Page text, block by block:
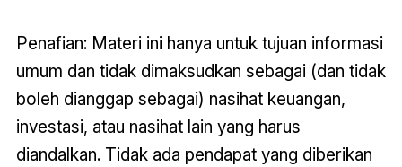
Penafian: Materi ini hanya untuk tujuan informasi
umum dan tidak dimaksudkan sebagai (dan tidak
boleh dianggap sebagai) nasihat keuangan,
investasi, atau nasihat lain yang harus
diandalkan. Tidak ada pendapat yang diberikan